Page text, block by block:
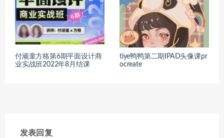
付顽童方格第6期平面设计商
业实战班2022年8月结课
tiye鸭鸭第二期IPAD头像课pr
ocreate
发表回复